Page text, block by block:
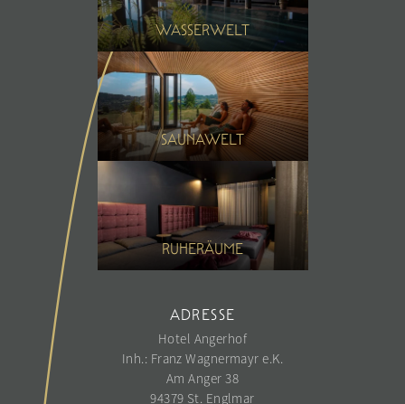
WASSERWELT
SAUNAWELT
RUHERÄUME
ADRESSE
Hotel Angerhof
Inh.: Franz Wagnermayr e.K.
Am Anger 38
94379 St. Englmar